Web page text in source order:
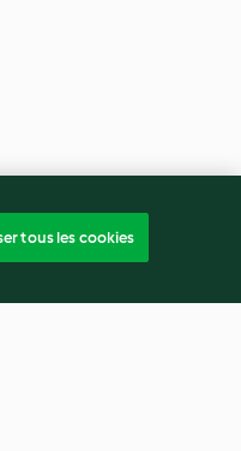
tous les cookies